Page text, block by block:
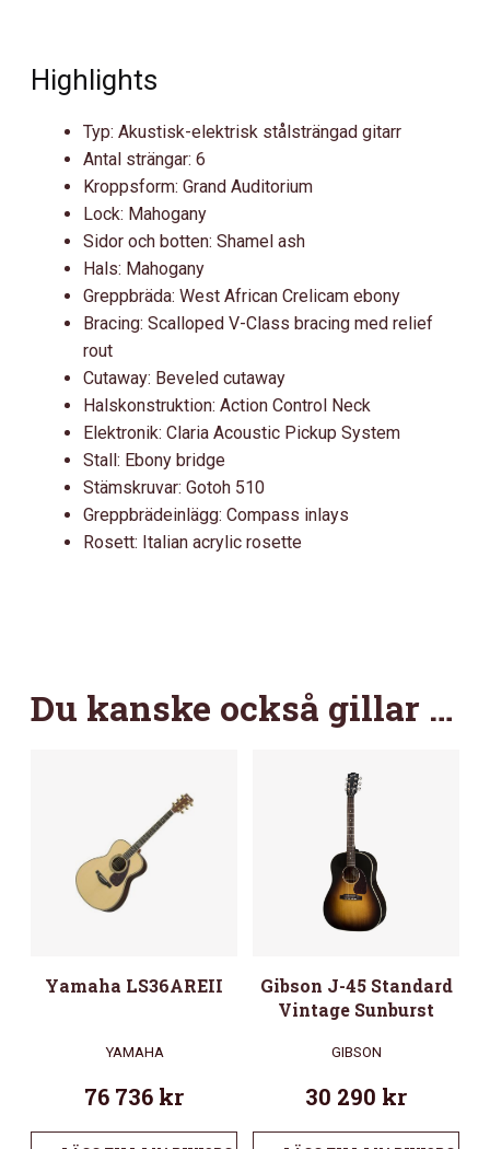
Highlights
Typ: Akustisk-elektrisk stålsträngad gitarr
Antal strängar: 6
Kroppsform: Grand Auditorium
Lock: Mahogany
Sidor och botten: Shamel ash
Hals: Mahogany
Greppbräda: West African Crelicam ebony
Bracing: Scalloped V-Class bracing med relief
rout
Cutaway: Beveled cutaway
Halskonstruktion: Action Control Neck
Elektronik: Claria Acoustic Pickup System
Stall: Ebony bridge
Stämskruvar: Gotoh 510
Greppbrädeinlägg: Compass inlays
Rosett: Italian acrylic rosette
Du kanske också gillar …
Yamaha LS36AREII
YAMAHA
76 736 kr
Gibson J-45 Standard
Vintage Sunburst
GIBSON
30 290 kr